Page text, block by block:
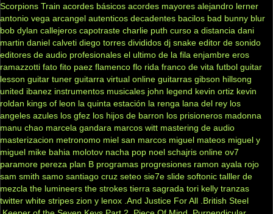
Scorpions Train acordes básicos acordes mayores alejandro lerner
antonio vega arcangel autenticos decadentes bacilos bad bunny blur
bob dylan callejeros capotraste charlie puth curso a distancia dani
martin daniel calveti diego torres divididos dj snake editor de sonido
editores de audio profesionales el ultimo de la fila enjambre eros
ramazzotti fato fito paez flamenco flo rida franco de vita futbol guitar
lesson guitar tuner guitarra virtual online guitarras gibson hillsong
united ibanez instrumentos musicales john legend kevin ortiz kevin
roldan kings of leon la quinta estación la renga lana del rey los
angeles azules los gfez los hijos de barron los prisioneros madonna
manu chao marcela gandara marcos witt mastering de audio
masterizacion metronomo miel san marcos miguel mateos miguel y
miguel mike bahia molotov nacha pop noel schajris online ov7
paramore pereza plan B programas progresiones ramon ayala rojo
sam smith samo santiago cruz seteo sie7e slide softonic talller de
mezcla the lumineers the strokes tierra sagrada tori kelly tranzas
twitter white stripes zion y lenox .And Justice For All .British Steel